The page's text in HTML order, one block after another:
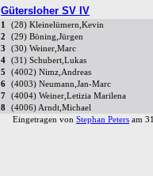
Gütersloher SV IV
1
(28) Kleinelümern,Kevin
2 (29) Böning,Jürgen
3 (30) Weiner,Marc
4 (31) Schubert,Lukas
5 (4002) Nimz,Andreas
6 (4003) Neumann,Jan-Marc
7 (4004) Weiner,Letizia Marilena
8 (4006) Arndt,Michael
Eingetragen von Stephan Peters am